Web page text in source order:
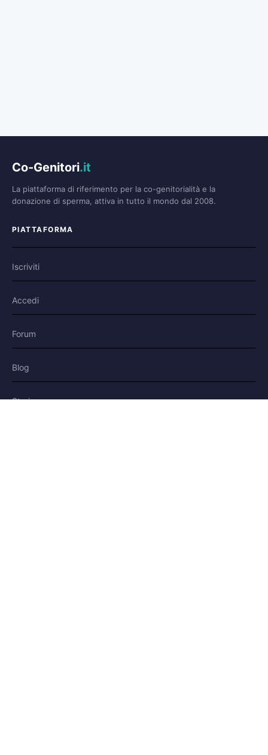
Co-Genitori.it
La piattaforma di riferimento per la co-genitorialità e la
donazione di sperma, attiva in tutto il mondo dal 2008.
PIATTAFORMA
Iscriviti
Accedi
Forum
Blog
Storie